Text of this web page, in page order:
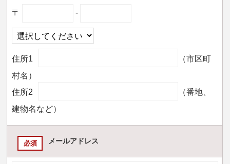
〒 -
住所1
（市区町
村名）
住所2
（番地、
建物名など）
メールアドレス
必須